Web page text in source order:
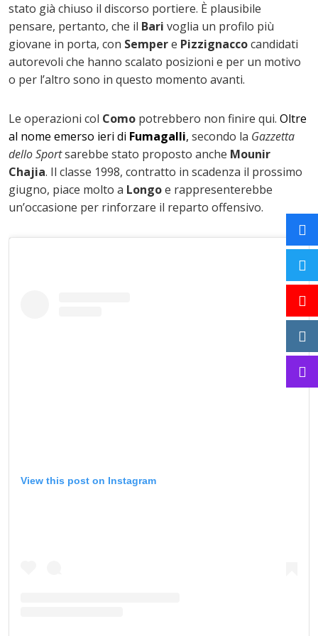
stato già chiuso il discorso portiere. È plausibile
pensare, pertanto, che il Bari voglia un profilo più
giovane in porta, con Sempere Pizzignaccocandidati
autorevoli che hanno scalato posizioni e per un motivo
o per l’altro sono in questo momento avanti.
Le operazioni col Como potrebbero non finire qui. Oltre
al nome emerso ieri di Fumagalli, secondo la Gazzetta
dello Sportsarebbe stato proposto anche Mounir
Chajia. Il classe 1998, contratto in scadenza il prossimo
giugno, piace molto a Longoe rappresenterebbe
un’occasione per rinforzare il reparto offensivo.
View this post on Instagram